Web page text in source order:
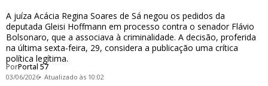
A juíza Acácia Regina Soares de Sá negou os pedidos da
deputada Gleisi Hoffmann em processo contra o senador Flávio
Bolsonaro, que a associava à criminalidade. A decisão, proferida
na última sexta-feira, 29, considera a publicação uma crítica
política legítima.
PorPortal 57
03/06/2026 Atualizado às 10:02